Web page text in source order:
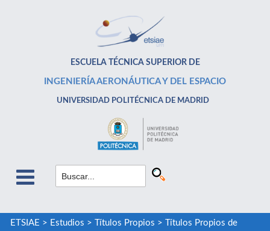
ESCUELA TÉCNICA SUPERIOR DE
INGENIERÍA AERONÁUTICA Y DEL ESPACIO
UNIVERSIDAD POLITÉCNICA DE MADRID
ETSIAE > Estudios > Títulos Propios >
Títulos Propios de